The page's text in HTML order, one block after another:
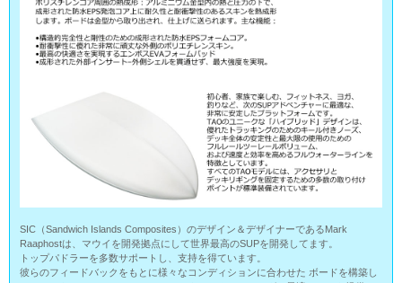
SIC（Sandwich Islands Composites）のデザイン＆デザイナーであるMark
Raaphostは、マウイを開発拠点にして世界最高のSUPを開発してます。
トップパドラーを多数サポートし、支持を得ています。
彼らのフィードバックをもとに様々なコンディションに合わせた ボードを構築し